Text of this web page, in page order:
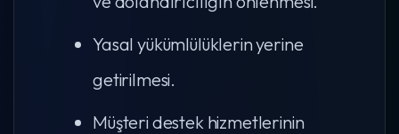
Yasal yükümlülüklerin yerine
getirilmesi.
Müşteri destek hizmetlerinin